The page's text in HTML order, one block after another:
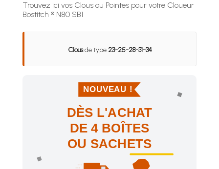
Trouvez ici vos Clous ou Pointes pour votre Cloueur
Bostitch ® N80 SB1
Clousde type 23-25-28-31-34
NOUVEAU !
DÈS L'ACHAT
DE 4 BOÎTES
OU SACHETS